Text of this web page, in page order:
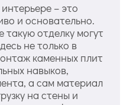
– это
и основательно.
такую отделку могут
не только в
каменных плит
навыков,
а сам материал
на стены и